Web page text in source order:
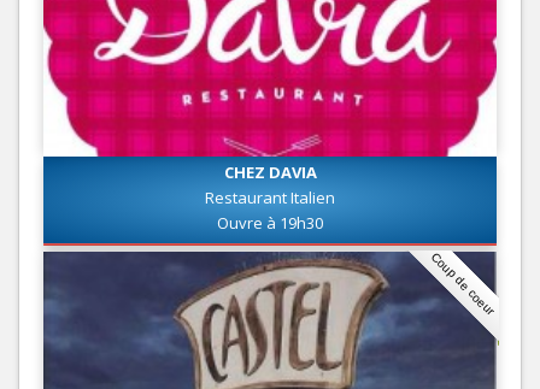
CHEZ DAVIA
Restaurant Italien
Ouvre à 19h30
Coup de coeur